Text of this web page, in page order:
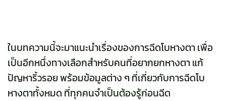
ในบทความนี้จะมาแนะนำเรื่องของการฉีดโบหางตา เพื่อ
เป็นอีกหนึ่งทางเลือกสำหรับคนที่อยากยกหางตา แก้
ปัญหาริ้วรอย พร้อมข้อมูลต่าง ๆ ที่เกี่ยวกับการฉีดโบ
หางตาทั้งหมด ที่ทุกคนจำเป็นต้องรู้ก่อนฉีด